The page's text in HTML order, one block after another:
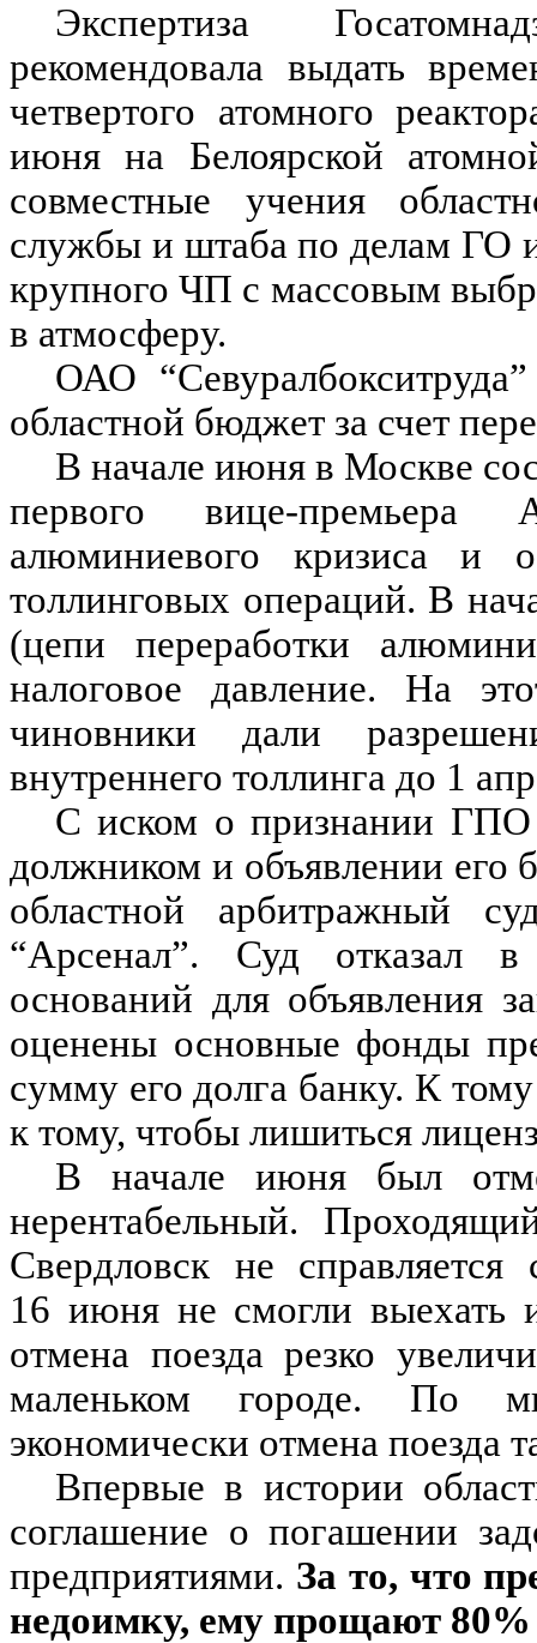
Экспертиза
рекомендовала выдать
четвертого атомного
июня на Белоярской
совместные учения
службы и штаба по делам ГО
крупного ЧП с массовым
в атмосферу.
ОАО
областной бюджет за счет
В начале июня в Москве
первого вице-
алюминиевого кризиса и
толлинговых операций. В
(цепи переработки
налоговое давление. На
чиновники дали
внутреннего толлинга до 1
С иском о признании ГПО
должником и объявлении его
областной арбитражный
“Арсенал”. Суд отказал
оснований для объявления
оценены основные фонды
сумму его долга банку. К
к тому, чтобы лишиться
В начале июня был
нерентабельный.
Свердловск не
16 июня не смогли выехать
отмена поезда резко
маленьком городе. По
экономически отмена поезда
Впервые в истории
соглашение о погашении
предприятиями. За то, что
недоимку, ему прощают